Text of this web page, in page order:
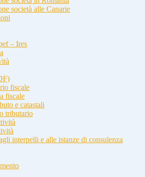
società alle Canarie
– Ires
fiscale
fiscale
e catastali
tributario
interpelli e alle istanze di consulenza